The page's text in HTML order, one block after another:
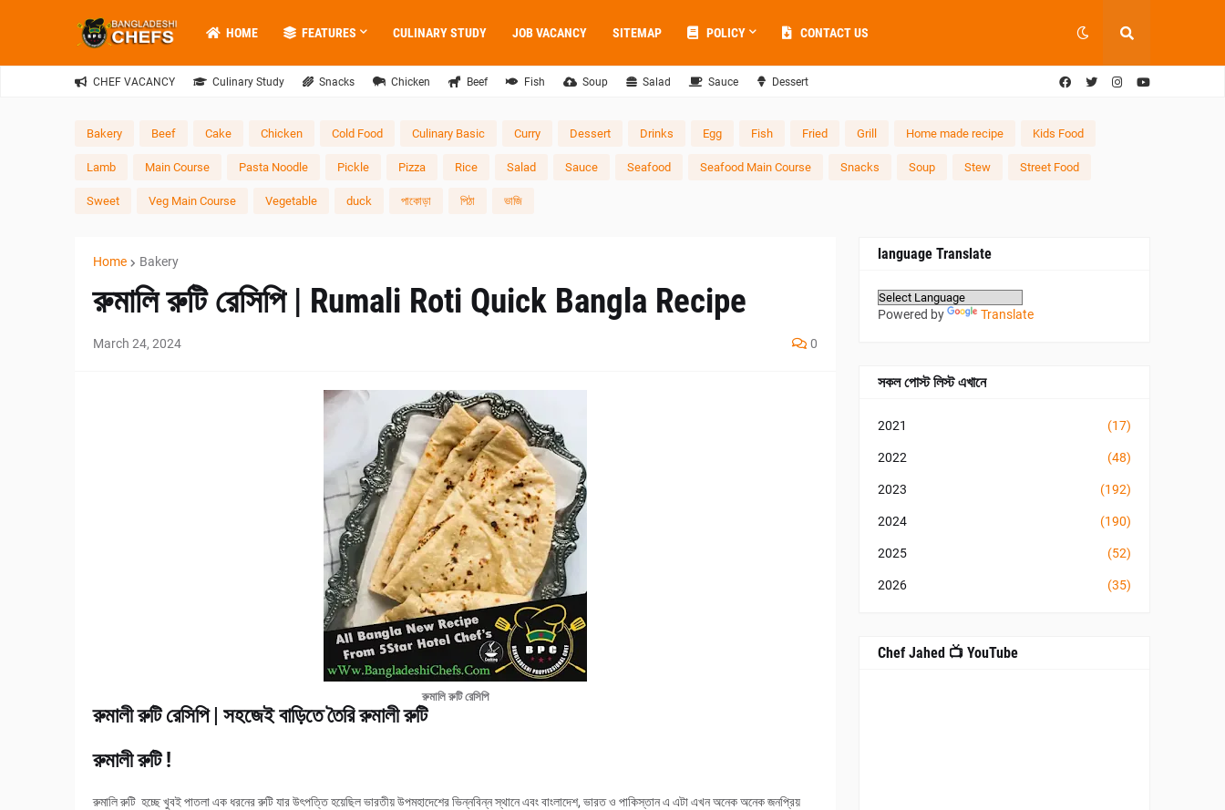
HOME FEATURES CULINARY STUDY JOB VACANCY SITEMAP POLICY CONTACT US
CHEF VACANCY Culinary Study Snacks Chicken Beef Fish Soup Salad Sauce Dessert
Bakery Beef Cake Chicken Cold Food Culinary Basic Curry Dessert Drinks Egg Fish Fried Grill Home made recipe Kids Food
Lamb Main Course Pasta Noodle Pickle Pizza Rice Salad Sauce Seafood Seafood Main Course Snacks Soup Stew Street Food
Sweet Veg Main Course Vegetable duck পাকোড়া পিঠা ভাজি
Home Bakery
রুমালি রুটি রেসিপি | Rumali Roti Quick Bangla Recipe
March 24, 2024 0
রুমালি রুটি রেসিপি
রুমালী রুটি রেসিপি | সহজেই বাড়িতে তৈরি রুমালী রুটি
রুমালী রুটি !
রুমালি রুটি হচ্ছে খুবই পাতলা এক ধরনের রুটি যার উৎপত্তি হয়েছিল ভারতীয় উপমহাদেশের ভিন্নবিন্ন স্থানে এবং বাংলাদেশ, ভারত ও পাকিস্তান এ এটা এখন অনেক অনেক জনপ্রিয়
language Translate
Powered by Translate
সকল পোস্ট লিস্ট এখানে
2021 (17)
2022 (48)
2023 (192)
2024 (190)
2025 (52)
2026 (35)
Chef Jahed 📺 YouTube